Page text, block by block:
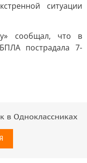
ситуации
сообщал, что в
пострадала 7-
в Одноклассниках